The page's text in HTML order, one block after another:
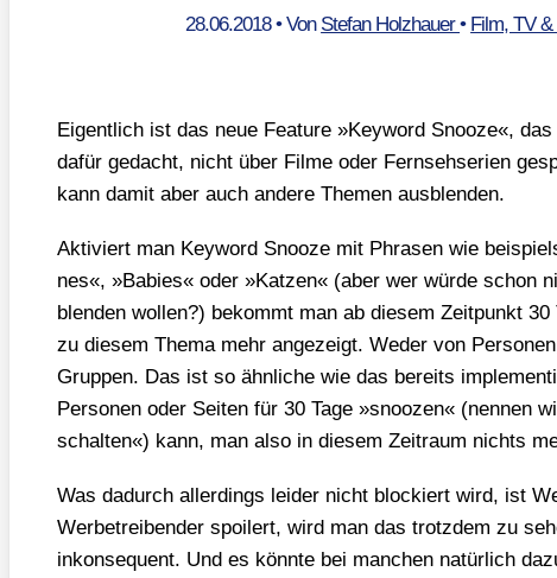
28.06.2018• Von Stefan Holzhauer• Film, TV
Eigent­lich ist das neue Fea­ture »Key­word Snoo­ze«,
dafür gedacht, nicht über Fil­me oder Fern­seh­se­ri­en
kann damit aber auch ande­re The­men aus­blen­den.
Akti­viert man Key­word Snoo­ze mit Phra­sen wie
nes«, »Babies« oder »Kat­zen« (aber wer wür­de schon
blen­den wol­len?) bekommt man ab die­sem Zeit­punkt
zu die­sem The­ma mehr ange­zeigt. Weder von
Grup­pen. Das ist so ähn­li­che wie das bereits
Per­so­nen oder Sei­ten für 30 Tage »snoo­zen« (nen­nen
schal­ten«) kann, man also in die­sem Zeit­raum nichts
Was dadurch aller­dings lei­der nicht blo­ckiert wird, ist
Wer­be­trei­ben­der spoi­lert, wird man das trotz­dem zu
inkon­se­quent. Und es könn­te bei man­chen natür­lich